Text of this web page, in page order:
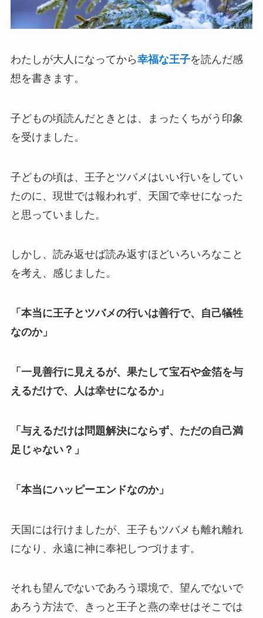
わたしが大人になってから幸福な王子を読んだ感
想を書きます。
子どもの頃読んだときとは、まったくちがう印象
を受けました。
子どもの頃は、王子とツバメはいい行いをしてい
たのに、現世では報われず、天国で幸せになった
と思っていました。
しかし、読み返せば読み返すほどいろいろなこと
を考え、感じました。
「本当に王子とツバメの行いは善行で、自己犠牲
なのか」
「一見善行に見えるが、果たして宝石や金箔を与
えるだけで、人は幸せになるか」
「与えるだけは問題解決にならず、ただの自己満
足じゃない？」
「本当にハッピーエンドなのか」
天国には行けましたが、王子もツバメも離れ離れ
になり、永遠に神に奉祀しつづけます。
それも望んでないであろう環境で、望んでないで
あろう方法で、きっと王子と燕の幸せはそこでは